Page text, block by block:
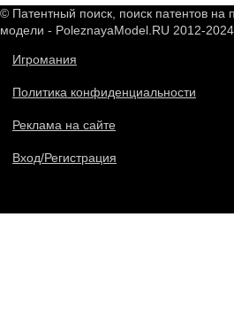
© Патентный поиск, поиск патентов на
модели - PoleznayaModel.RU 2012-2024
Игромания
Политика конфиденциальности
Реклама на сайте
Вход/Регистрация